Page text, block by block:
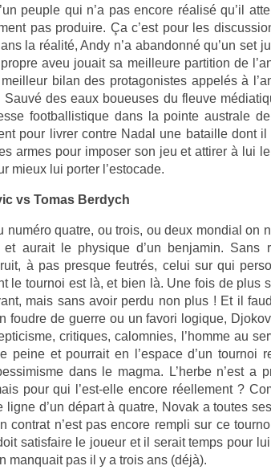
peu­ple qui n’a pas en­core réalisé qu’il
pas pro­duire. Ça c’est pour les
la réalité, Andy n’a ab­an­donné qu’un set
aveu jouait sa meil­leure par­ti­tion de
bilan des pro­tagonis­tes appelés à
Sauvé des eaux boueuses du fleuve
foot­ballis­tique dans la poin­te australe de
pour li­vr­er con­tre Nadal une batail­le dont il
armes pour im­pos­er son jeu et at­tir­er à lui
mieux lui port­er l’es­tocade.
vs Tomas Be­rdych
numéro quat­re, ou trois, ou deux mon­di­al on
aurait le physique d’un be­njamin. Sans
à pas pre­sque feutrés, celui sur qui
le tour­noi est là, et bien là. Une fois de plus
mais sans avoir perdu non plus ! Et il
foud­re de guer­re ou un favori logique,
critiques, calomn­ies, l’homme au
peine et pour­rait en l’es­pace d’un tour­noi
dans le magma. L’herbe n’est a
pour qui l’est-elle en­core réel­le­ment ?
ligne d’un départ à quat­re, Novak a toutes
contra­t n’est pas en­core re­mpli sur ce
satis­faire le joueur et il serait temps pour
man­quait pas il y a trois ans (déjà).